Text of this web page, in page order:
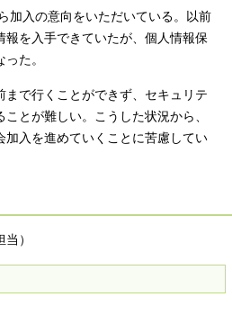
加入の意向をいただいている。以前
報を入手できていたが、個人情報保
た。
まで行くことができず、セキュリテ
とが難しい。こうした状況から、
加入を進めていくことに苦慮してい
）